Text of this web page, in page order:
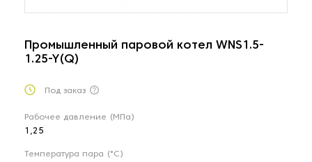
Промышленный паровой котел WNS1.5-
1.25-Y(Q)
Под заказ
Рабочее давление (МПа)
1,25
Температура пара (°С)